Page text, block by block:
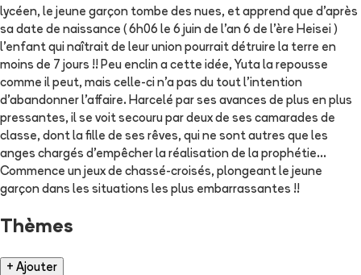
lycéen, le jeune garçon tombe des nues, et apprend que d'après
sa date de naissance ( 6h06 le 6 juin de l'an 6 de l'ère Heisei )
l'enfant qui naîtrait de leur union pourrait détruire la terre en
moins de 7 jours !! Peu enclin a cette idée, Yuta la repousse
comme il peut, mais celle-ci n'a pas du tout l'intention
d'abandonner l'affaire. Harcelé par ses avances de plus en plus
pressantes, il se voit secouru par deux de ses camarades de
classe, dont la fille de ses rêves, qui ne sont autres que les
anges chargés d'empêcher la réalisation de la prophétie...
Commence un jeux de chassé-croisés, plongeant le jeune
garçon dans les situations les plus embarrassantes !!
Thèmes
+ Ajouter